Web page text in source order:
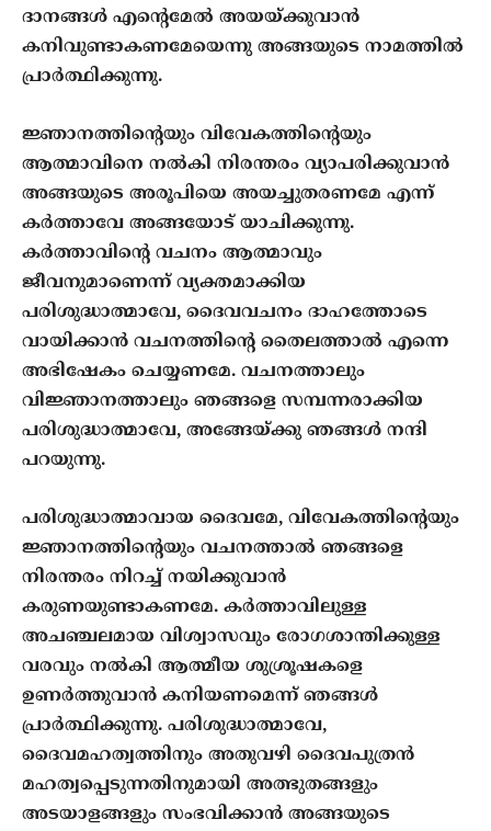
ദാനങ്ങള്‍ എന്‍റെമേല്‍ അയയ്ക്കുവാന്‍
കനിവുണ്ടാകണമേയെന്നു അങ്ങയുടെ നാമത്തില്‍
പ്രാര്‍ത്ഥിക്കുന്നു.
ജ്ഞാനത്തിന്‍റെയും വിവേകത്തിന്‍റെയും
ആത്മാവിനെ നല്‍കി നിരന്തരം വ്യാപരിക്കുവാന്‍
അങ്ങയുടെ അരൂപിയെ അയച്ചുതരണമേ എന്ന്‍
കര്‍ത്താവേ അങ്ങയോട് യാചിക്കുന്നു.
കര്‍ത്താവിന്‍റെ വചനം ആത്മാവും
ജീവനുമാണെന്ന് വ്യക്തമാക്കിയ
പരിശുദ്ധാത്മാവേ, ദൈവവചനം ദാഹത്തോടെ
വായിക്കാന്‍ വചനത്തിന്‍റെ തൈലത്താല്‍ എന്നെ
അഭിഷേകം ചെയ്യണമേ. വചനത്താലും
വിജ്ഞാനത്താലും ഞങ്ങളെ സമ്പന്നരാക്കിയ
പരിശുദ്ധാത്മാവേ, അങ്ങേയ്ക്കു ഞങ്ങള്‍ നന്ദി
പറയുന്നു.
പരിശുദ്ധാത്മാവായ ദൈവമേ, വിവേകത്തിന്‍റെയും
ജ്ഞാനത്തിന്‍റെയും വചനത്താല്‍ ഞങ്ങളെ
നിരന്തരം നിറച്ച് നയിക്കുവാന്‍
കരുണയുണ്ടാകണമേ. കര്‍ത്താവിലുള്ള
അചഞ്ചലമായ വിശ്വാസവും രോഗശാന്തിക്കുള്ള
വരവും നല്‍കി ആത്മീയ ശുശ്രൂഷകളെ
ഉണര്‍ത്തുവാന്‍ കനിയണമെന്ന് ഞങ്ങള്‍
പ്രാര്‍ത്ഥിക്കുന്നു. പരിശുദ്ധാത്മാവേ,
ദൈവമഹത്വത്തിനും അതുവഴി ദൈവപുത്രന്‍
മഹത്വപ്പെടുന്നതിനുമായി അത്ഭുതങ്ങളും
അടയാളങ്ങളും സംഭവിക്കാന്‍ അങ്ങയുടെ